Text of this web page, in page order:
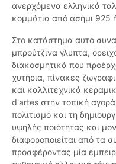
ανερχόμενα ελληνικά
κομμάτια από ασήμι 925
Στο κατάστημα αυτό
μπρούτζινα γλυπτά,
διακοσμητικά που
χυτήρια, πίνακες
και καλλιτεχνικά
d'artes στην τοπική
πολιτισμό και τη
υψηλής ποιότητας και
διαφοροποιείται από τα
προσφέροντας μία